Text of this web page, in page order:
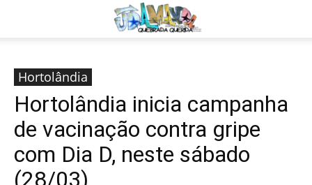
Hortolândia
Hortolândia inicia campanha
de vacinação contra gripe
com Dia D, neste sábado
(28/03)